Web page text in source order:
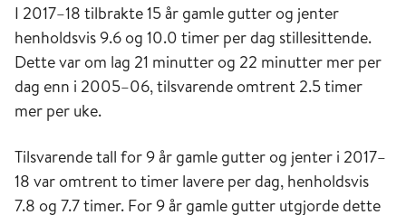
I 2017–18 tilbrakte 15 år gamle gutter og jenter
henholdsvis 9.6 og 10.0 timer per dag stillesittende.
Dette var om lag 21 minutter og 22 minutter mer per
dag enn i 2005–06, tilsvarende omtrent 2.5 timer
mer per uke.
Tilsvarende tall for 9 år gamle gutter og jenter i 2017–
18 var omtrent to timer lavere per dag, henholdsvis
7.8 og 7.7 timer. For 9 år gamle gutter utgjorde dette